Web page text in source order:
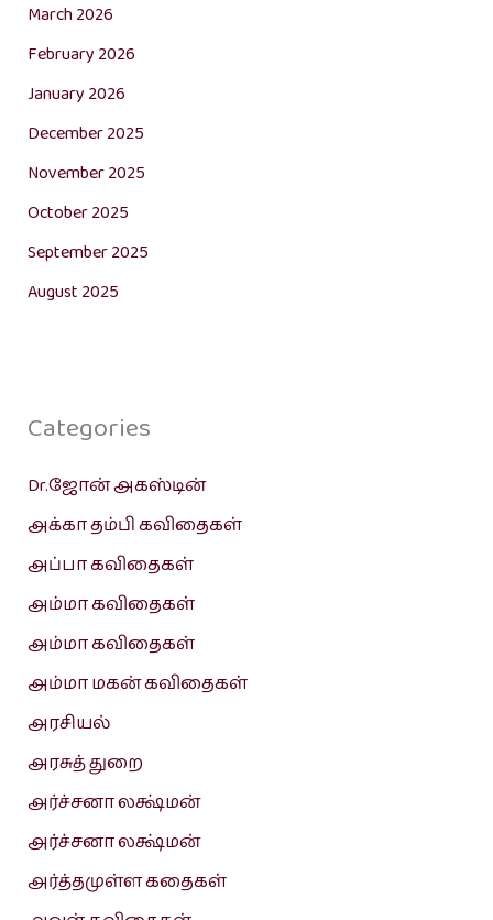
March 2026
February 2026
January 2026
December 2025
November 2025
October 2025
September 2025
August 2025
Categories
Dr.ஜோன் அகஸ்டின்
அக்கா தம்பி கவிதைகள்
அப்பா கவிதைகள்
அம்மா கவிதைகள்
அம்மா கவிதைகள்
அம்மா மகன் கவிதைகள்
அரசியல்
அரசுத் துறை
அர்ச்சனா லக்ஷ்மன்
அர்ச்சனா லக்ஷ்மன்
அர்த்தமுள்ள கதைகள்